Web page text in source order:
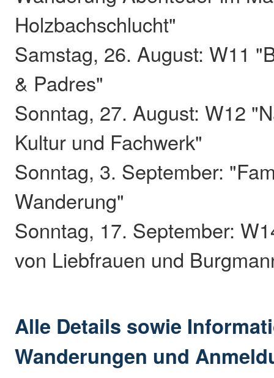
Holzbachschlucht"
Samstag, 26. August: W11
& Padres"
Sonntag, 27. August: W12
Kultur und Fachwerk"
Sonntag, 3. September:
Wanderung"
Sonntag, 17. September:
von Liebfrauen und
Alle Details sowie
Wanderungen und